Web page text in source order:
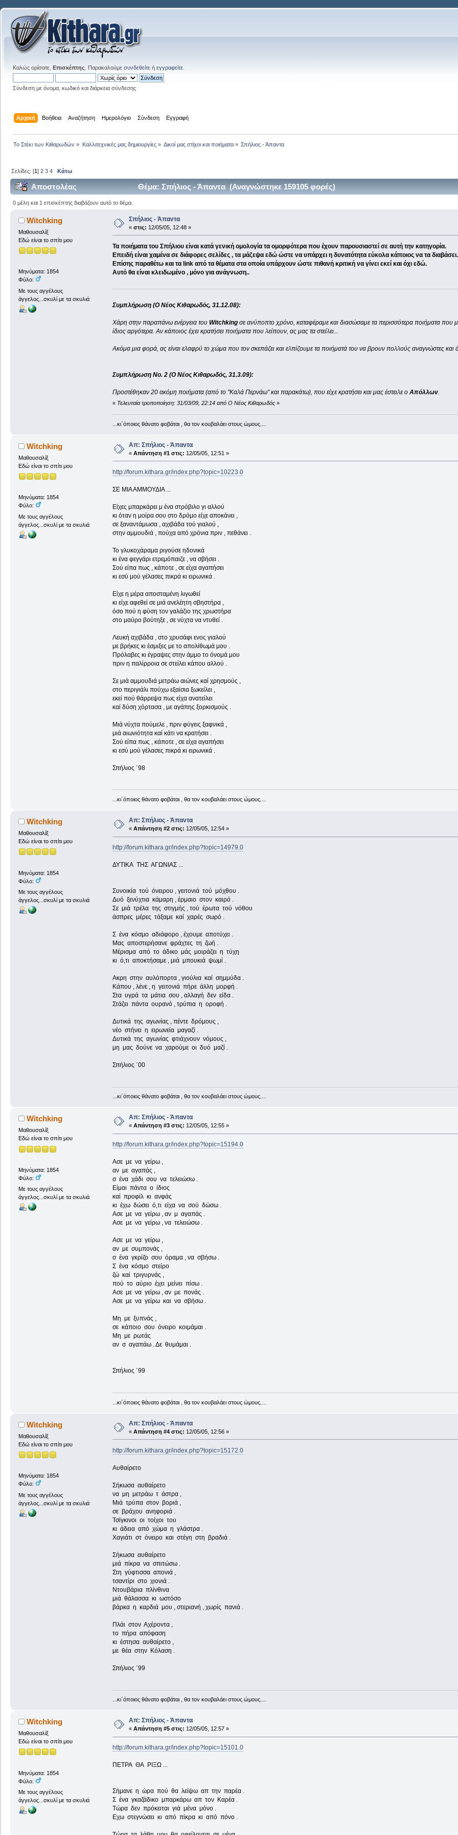
Καλώς ορίσατε, Επισκέπτης . Παρακαλούμε συνδεθείτε ή εγγραφείτε
Σύνδεση με όνομα, κωδικό και διάρκεια σύνδεσης
Αρχική Βοήθεια Αναζήτηση Ημερολόγιο Σύνδεση Εγγραφή
Το Στέκι των Κιθαρωδών » Καλλιτεχνικές μας δημιουργίες» Δικοί μας στίχοι και ποιήματα» Σπήλιος - Άπαντα
Σελίδες: [1]2 3 4 Κάτω
Αποστολέας Θέμα: Σπήλιος - Άπαντα (Αναγνώστηκε 159105 φορές)
0 μέλη και 1 επισκέπτης διαβάζουν αυτό το θέμα.
Witchking
Μαθουσαλίξ
Εδώ είναι το σπίτι μου
Μηνύματα: 1854
Φύλο:
Με τους αγγέλους
άγγελος...σκυλί με τα σκυλιά
Σπήλιος - Άπαντα
« στις: 12/05/05, 12:48 »
Τα ποιήματα του Σπήλιου είναι κατά γενική ομολογία τα ομορφότερα που έχουν παρουσιαστεί σε αυτή την κατηγορία.
Επειδή είναι χαμένα σε διάφορες σελίδες , τα μάζεψα εδώ ώστε να υπάρχει η δυνατότητα εύκολα κάποιος να τα διαβάσει.
Επίσης παραθέτω και τα link από τα θέματα στα οποία υπάρχουν ώστε πιθανή κριτική να γίνει εκεί και όχι εδώ.
Αυτό θα είναι κλειδωμένο , μόνο για ανάγνωση..
Συμπλήρωση (Ο Νέος Κιθαρωδός, 31.12.08):
Χάρη στην παραπάνω ενέργεια του Witchkingσε ανύποπτο χρόνο, καταφέραμε και διασώσαμε τα περισσότερα ποιήματα που
ίδιος αργότερα. Αν κάποιος έχει κρατήσει ποιήματα που λείπουν, ας μας τα στείλει...
Ακόμα μια φορά, ας είναι ελαφρύ το χώμα που τον σκεπάζει και ελπίζουμε τα ποιήματά του να βρουν πολλούς αναγνώστες και
Συμπλήρωση Νο. 2 (Ο Νέος Κιθαρωδός, 31.3.09):
Προστέθηκαν 20 ακόμη ποιήματα (από το "Καλά Περνάω" και παρακάτω), που είχε κρατήσει και μας έστειλε ο Απόλλων.
« Τελευταία τροποποίηση: 31/03/09, 22:14 από Ο Νέος Κιθαρωδός»
...κι΄όποιος θάνατο φοβάται , θα τον κουβαλάει στους ώμους....
Witchking
Μαθουσαλίξ
Εδώ είναι το σπίτι μου
Μηνύματα: 1854
Φύλο:
Με τους αγγέλους
άγγελος...σκυλί με τα σκυλιά
Απ: Σπήλιος - Άπαντα
« Απάντηση #1 στις: 12/05/05, 12:51 »
http://forum.kithara.gr/index.php?topic=10223.0
ΣΕ ΜΙΑ ΑΜΜΟΥΔΙΑ ...
Είχες μπαρκάρει μ ένα στρόβιλο γι αλλού
κι όταν η μοίρα σου στο δρόμο είχε αποκάνει ,
σε ξαναντάμωσα , αχιβάδα τού γιαλού ,
στην αμμουδιά , πούχα από χρόνια πριν , πεθάνει .
Το γλυκοχάραμα ριγούσε ηδονικά
κι ένα φεγγάρι ετρεμόπαιζε , να σβήσει .
Σού είπα πως , κάποτε , σε είχα αγαπήσει
κι εσύ μού γέλασες πικρά κι ειρωνικά .
Είχε η μέρα αποσταμένη λιγωθεί
κι είχε αφεθεί σε μιά ανελέητη σβηστήρα ,
όσο πού η φύση τον γαλάζιο της χρωστήρα
στο μαύρο βούτηξε , σε νύχτα να ντυθεί .
Λευκή αχιβάδα , στο χρυσάφι ενος γιαλού
με βρήκες κι έσμιξες με το απολίθωμά μου .
Πρόλαβες κι έγραψες στην άμμο το όνομά μου
πριν η παλίρροια σε στείλει κάπου αλλού .
Σε μιά αμμουδιά μετράω αιώνες καί χρησμούς ,
στο περιγιάλι πούχω εξαίσια ξωκείλει ,
εκεί πού θάρρεψα πως είχα ανατείλει
καί δύση χόρτασα , με αγάπης ξορκισμούς .
Μιά νύχτα πούμελε , πριν φύγεις ξαφνικά ,
μιά αιωνιότητα καί κάτι να κρατήσει .
Σού είπα πως , κάποτε , σε είχα αγαπήσει
κι εσύ μού γέλασες πικρά κι ειρωνικά .
Σπήλιος ΄98
...κι΄όποιος θάνατο φοβάται , θα τον κουβαλάει στους ώμους....
Witchking
Μαθουσαλίξ
Εδώ είναι το σπίτι μου
Μηνύματα: 1854
Φύλο:
Με τους αγγέλους
άγγελος...σκυλί με τα σκυλιά
Απ: Σπήλιος - Άπαντα
« Απάντηση #2 στις: 12/05/05, 12:54 »
http://forum.kithara.gr/index.php?topic=14979.0
ΔΥΤΙΚΑ ΤΗΣ ΑΓΩΝΙΑΣ ...
Συνοικία τού όνειρου , γειτονιά τού μόχθου .
Δυό ξενύχτια κάμαρη , έρμαιο στον καιρό .
Σε μιά τρέλα της στιγμής , τού έρωτα τού νόθου
άσπρες μέρες τάξαμε καί χαρές σωρό .
Σ ένα κόσμο αδιάφορο , έχουμε αποτύχει .
Μας αποστερήσανε φράχτες τη ζωή .
Μέρισμα από το άδικο μάς μοιράζει η τύχη
κι ό,τι αποκτήσαμε , μιά μπουκιά ψωμί .
Ακρη στην αυλόπορτα , γιούλια καί σημμύδα .
Κάπου , λένε , η γειτονιά πήρε άλλη μορφή .
Στα υγρά τα μάτια σου , αλλαγή δεν είδα .
Στάζει πάντα ουρανό , τρύπια η οροφή .
Δυτικά της αγωνίας , πέντε δρόμους ,
νέο στήνει η ειρωνεία μαγαζί .
Δυτικά της αγωνίας φτιάχνουν νόμους ,
μη μας δούνε να χαρούμε οι δυό μαζί .
Σπήλιος ΄00
...κι΄όποιος θάνατο φοβάται , θα τον κουβαλάει στους ώμους....
Witchking
Μαθουσαλίξ
Εδώ είναι το σπίτι μου
Μηνύματα: 1854
Φύλο:
Με τους αγγέλους
άγγελος...σκυλί με τα σκυλιά
Απ: Σπήλιος - Άπαντα
« Απάντηση #3 στις: 12/05/05, 12:55 »
http://forum.kithara.gr/index.php?topic=15194.0
Ασε με να γείρω ,
αν με αγαπάς ,
σ ένα χάδι σου να τελειώσω .
Είμαι πάντα ο ίδιος
καί προφίλ κι ανφάς
κι έχω δώσει ό,τι είχα να σού δώσω .
Ασε με να γείρω , αν μ αγαπάς .
Ασε με να γείρω , να τελειώσω .
Ασε με να γείρω ,
αν με συμπονάς ,
σ ένα γκρίζο σου όραμα , να σβήσω .
Σ ένα κόσμο στείρο
ζώ καί τριγυρνάς ,
πού το αύριο έχει μείνει πίσω .
Ασε με να γείρω , αν με πονάς .
Ασε με να γείρω και να σβήσω .
Μη με ξυπνάς ,
σε κάποιο σου όνειρο κοιμάμαι .
Μη με ρωτάς
αν σ αγαπάω . Δε θυμάμαι .
Σπήλιος ΄99
...κι΄όποιος θάνατο φοβάται , θα τον κουβαλάει στους ώμους....
Witchking
Μαθουσαλίξ
Εδώ είναι το σπίτι μου
Μηνύματα: 1854
Φύλο:
Με τους αγγέλους
άγγελος...σκυλί με τα σκυλιά
Απ: Σπήλιος - Άπαντα
« Απάντηση #4 στις: 12/05/05, 12:56 »
http://forum.kithara.gr/index.php?topic=15172.0
Αυθαίρετο
Σήκωσα αυθαίρετο
να μη μετράω τ άστρα ,
Μιά τρύπα στον βοριά ,
σε βράχου ανηφοριά .
Τσίγκινοι οι τοίχοι του
κι άδεια από χώμα η γλάστρα .
Χαγιάτι στ όνειρο και στέγη στη βραδιά .
Σήκωσα αυθαίρετο
μιά πίκρα να σπιτώσω .
Στη γύφτισσα απονιά ,
τσαντίρι στο χιονιά .
Ντουβάρια πλίνθινα
μιά θάλασσα κι ωστόσο
βάρκα η καρδιά μου , στεριανή , χωρίς πανιά .
Πλάι στον Αχέροντα ,
το πήρα απόφαση
κι έστησα αυθαίρετο ,
με θέα στην Κόλαση .
Σπήλιος ΄99
...κι΄όποιος θάνατο φοβάται , θα τον κουβαλάει στους ώμους....
Witchking
Μαθουσαλίξ
Εδώ είναι το σπίτι μου
Μηνύματα: 1854
Φύλο:
Με τους αγγέλους
άγγελος...σκυλί με τα σκυλιά
Απ: Σπήλιος - Άπαντα
« Απάντηση #5 στις: 12/05/05, 12:57 »
http://forum.kithara.gr/index.php?topic=15101.0
ΠΕΤΡΑ ΘΑ ΡΙΞΩ ...
Σήμανε η ώρα πού θα λείψω απ την παρέα .
Σ ένα γκαζάδικο μπαρκάρω απ τον Καρέα .
Τώρα δεν πρόκειται γιά μένα μόνο .
Εχω στεγνώσει κι από πίκρα κι από πόνο .